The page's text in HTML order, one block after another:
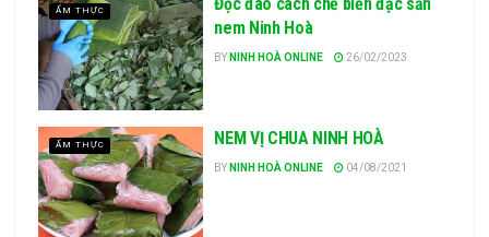
ẨM THỰC
nem Ninh Hoà
BY NINH HOÀ ONLINE 26/02/2023
ẨM THỰC NEM VỊ CHUA NINH HOÀ
BY NINH HOÀ ONLINE 04/08/2021